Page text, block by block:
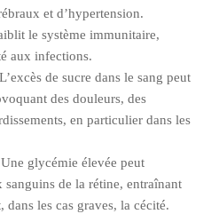
et d’hypertension.
le système immunitaire,
aux infections.
de sucre dans le sang peut
des douleurs, des
en particulier dans les
glycémie élevée peut
sanguins de la rétine, entraînant
les cas graves, la cécité.